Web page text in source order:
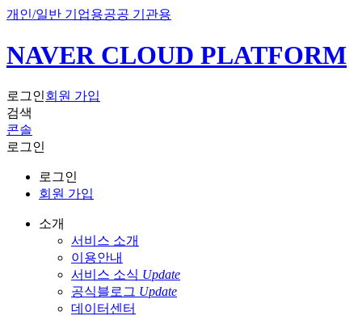
개인/일반 기업용공공 기관용
NAVER CLOUD PLATFORM
로그인회원 가입
검색
콘솔
로그인
로그인
회원 가입
소개
서비스 소개
이용안내
서비스 소식 Update
공식블로그 Update
데이터센터